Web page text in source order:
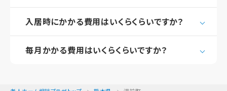
入居時にかかる費用はいくらくらいですか？
毎月かかる費用はいくらくらいですか？